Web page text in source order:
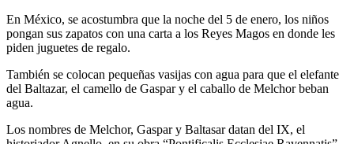
En México, se acostumbra que la noche del 5 de enero, los niños
pongan sus zapatos con una carta a los Reyes Magos en donde les
piden juguetes de regalo.
También se colocan pequeñas vasijas con agua para que el elefante
del Baltazar, el camello de Gaspar y el caballo de Melchor beban
agua.
Los nombres de Melchor, Gaspar y Baltasar datan del IX, el